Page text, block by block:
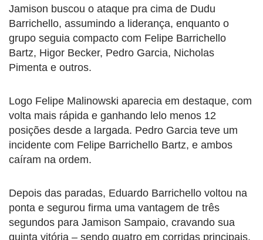
Jamison buscou o ataque pra cima de Dudu
Barrichello, assumindo a liderança, enquanto o
grupo seguia compacto com Felipe Barrichello
Bartz, Higor Becker, Pedro Garcia, Nicholas
Pimenta e outros.
Logo Felipe Malinowski aparecia em destaque, com
volta mais rápida e ganhando lelo menos 12
posições desde a largada. Pedro Garcia teve um
incidente com Felipe Barrichello Bartz, e ambos
caíram na ordem.
Depois das paradas, Eduardo Barrichello voltou na
ponta e segurou firma uma vantagem de três
segundos para Jamison Sampaio, cravando sua
quinta vitória – sendo quatro em corridas principais.